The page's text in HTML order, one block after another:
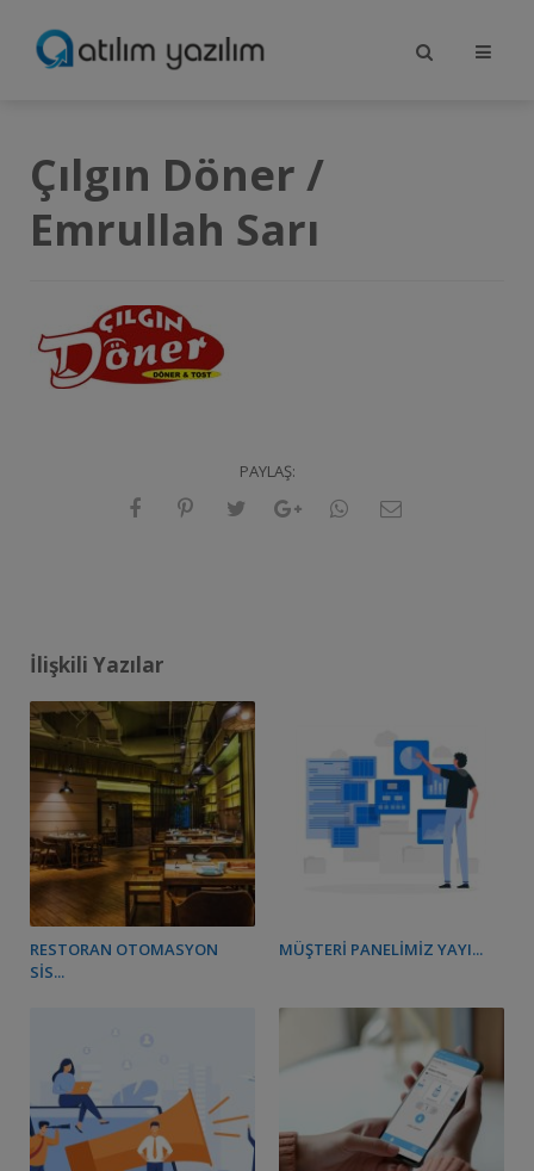
Çılgın Döner /
Emrullah Sarı
PAYLAŞ:
İlişkili Yazılar
RESTORAN OTOMASYON
SIS...
MÜŞTERI PANELIMIZ YAYI...